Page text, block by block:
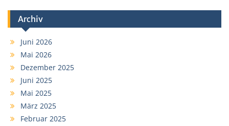
Archiv
Juni 2026
Mai 2026
Dezember 2025
Juni 2025
Mai 2025
März 2025
Februar 2025